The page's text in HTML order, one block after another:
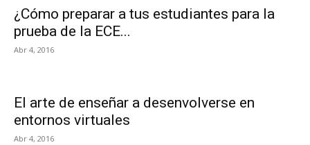
¿Cómo preparar a tus estudiantes para la
prueba de la ECE...
Abr 4, 2016
El arte de enseñar a desenvolverse en
entornos virtuales
Abr 4, 2016